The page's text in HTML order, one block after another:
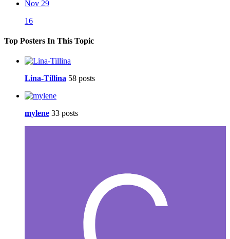
Nov 29
16
Top Posters In This Topic
Lina-Tillina 58 posts
mylene 33 posts